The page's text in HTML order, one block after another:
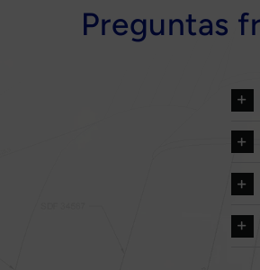
Preguntas